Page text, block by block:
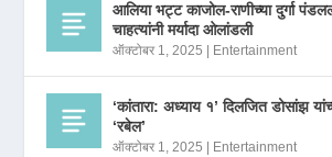
आलिया भट्ट काजोल-राणीच्या दुर्गा
चाहत्यांनी मर्यादा ओलांडली
ऑक्टोबर 1, 2025 Entertainment
‘कांतारा: अध्याय १’ दिलजित डोसांझ
‘रबेल’
ऑक्टोबर 1, 2025 Entertainment